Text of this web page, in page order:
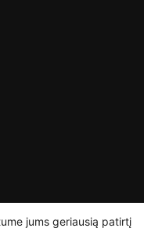
jums geriausią patirtį